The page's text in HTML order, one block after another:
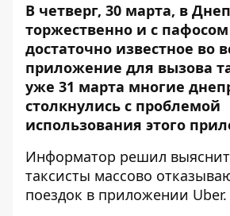
В четверг, 30 марта, в
торжественно и с
достаточно известное во
приложение для вызова
уже 31 марта многие
столкнулись с проблемой
использования этого
Информатор решил
таксисты массово
поездок в приложении Uber.